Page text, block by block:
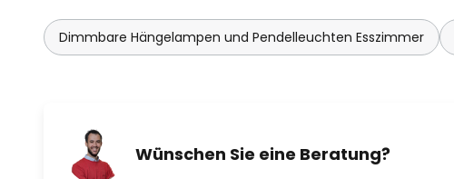
Dimmbare Hängelampen und Pendelleuchten Esszimmer
Wünschen Sie eine Beratung?